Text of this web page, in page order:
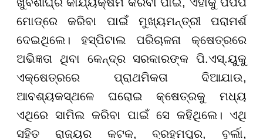
ମୋଡ୍ରେ କରିବା ପାଇଁ ମୁଖ୍ୟମନ୍ତ୍ରୀ ପରାମର୍ଶ
ଦେଇଥିଲେ। ହସ୍ପିଟାଲ ପରିଚାଳନା କ୍ଷେତ୍ରରେ
ଅଭିଜ୍ଞତା ଥିବା କେନ୍ଦ୍ର ସରକାରଙ୍କ ପି.ଏସ୍.ୟୁକୁ
ଏକ୍ଷେତ୍ରରେ ପ୍ରାଥମିକତା ଦିଆଯାଉ,
ଆବଶ୍ୟକସ୍ଥଳେ ଘରୋଇ କ୍ଷେତ୍ରକୁ ମଧ୍ୟ
ଏଥିରେ ସାମିଲ କରିବା ପାଇଁ ସେ କହିଥିଲେ। ଏଥି
ସହିତ ରାଜ୍ୟର କଟକ, ବ୍ରହ୍ମପୁର, ବୁର୍ଲା,